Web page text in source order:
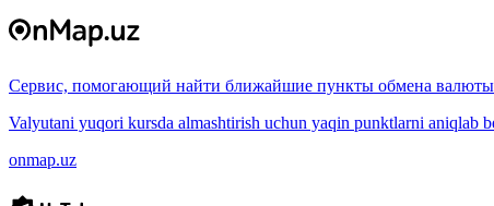
Сервис, помогающий найти ближайшие пункты обмена
Valyutani yuqori kursda almashtirish uchun yaqin punktlarni aniqlab
onmap.uz